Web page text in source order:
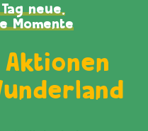
neue,
Momente